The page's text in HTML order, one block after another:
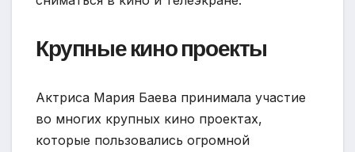
Крупные кино проекты
Актриса Мария Баева принимала участие
во многих крупных кино проектах,
которые пользовались огромной